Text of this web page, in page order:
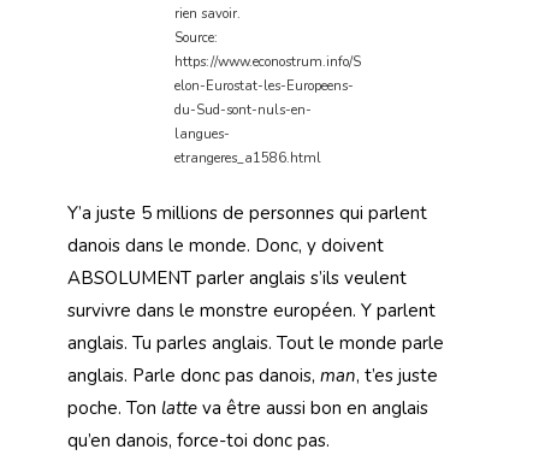
rien savoir.
Source:
https://www.econostrum.info/S
elon-Eurostat-les-Europeens-
du-Sud-sont-nuls-en-
langues-
etrangeres_a1586.html
Y’a juste 5 millions de personnes qui parlent
danois dans le monde. Donc, y doivent
ABSOLUMENT parler anglais s’ils veulent
survivre dans le monstre européen. Y parlent
anglais. Tu parles anglais. Tout le monde parle
anglais. Parle donc pas danois, man, t’es juste
poche. Ton latte va être aussi bon en anglais
qu’en danois, force-toi donc pas.